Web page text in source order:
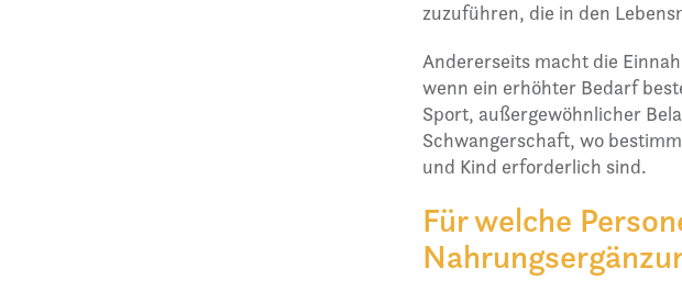
zuzuführen, die in den
Andererseits macht die
wenn ein erhöhter Bedarf
Sport, außergewöhnlicher
Schwangerschaft, wo
und Kind erforderlich sind.
Für welche